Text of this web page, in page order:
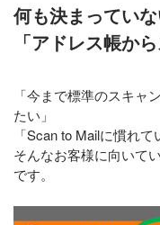
何も決まってい
「アドレス帳か
「今まで標準のスキャ
たい」
「Scan to Mailに慣れて
そんなお客様に向いて
です。